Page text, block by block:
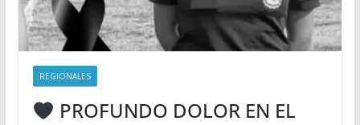
REGIONALES
PROFUNDO DOLOR EN EL